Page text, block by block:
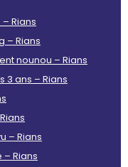
Rians
– Rians
nounou – Rians
3 ans – Rians
– Rians
Rians